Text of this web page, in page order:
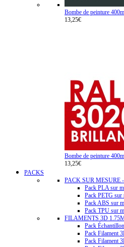
Bombe de peinture
13,25€
Bombe de peinture
13,25€
PACKS
PACK SUR MESURE
Pack PLA sur
Pack PETG sur
Pack ABS sur
Pack TPU sur
FILAMENTS 3D
Pack
Pack Filament
Pack Filament